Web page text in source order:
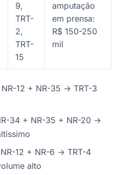
9,
TRT-
2,
TRT-
15
amputação
em prensa:
R$ 150-250
mil
12 + NR-35 → TRT-3
34 + NR-35 + NR-20 →
12 + NR-6 → TRT-4
alto